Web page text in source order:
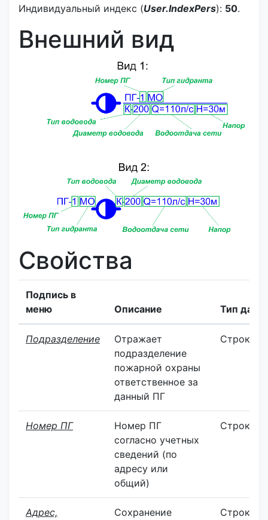
Индивидуальный индекс (User.IndexPers): 50.
Внешний вид
Свойства
Подпись в
меню
Описание Тип
Подразделение
Отражает
подразделение
пожарной охраны
ответственное за
данный ПГ
Строка
Номер ПГ
Номер ПГ
согласно учетных
сведений (по
адресу или
общий)
Строка
Адрес,
Сохранение
Строка